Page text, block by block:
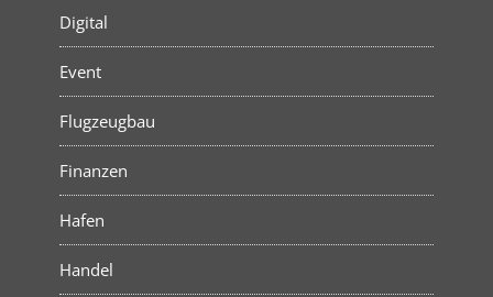
Digital
Event
Flugzeugbau
Finanzen
Hafen
Handel